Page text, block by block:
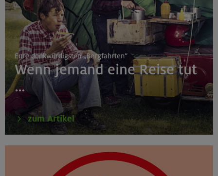
Eure denkwürdigsten „Bergfahrten“
Wenn jemand eine Reise tut
…
zum Artikel